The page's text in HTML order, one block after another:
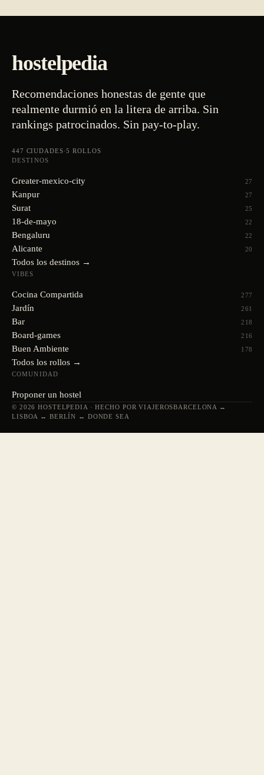
hostelpedia
Recomendaciones honestas de gente que
realmente durmió en la litera de arriba. Sin
rankings patrocinados. Sin pay-to-play.
447 CIUDADES·5 ROLLOS
DESTINOS
Greater-mexico-city 27
Kanpur 27
Surat 25
18-de-mayo 22
Bengaluru 22
Alicante 20
Todos los destinos →
VIBES
Cocina Compartida 277
Jardín 261
Bar 218
Board-games 216
Buen Ambiente 178
Todos los rollos →
COMUNIDAD
Proponer un hostel
© 2026 HOSTELPEDIA · HECHO POR VIAJEROSBARCELONA ↔
LISBOA ↔ BERLÍN ↔ DONDE SEA